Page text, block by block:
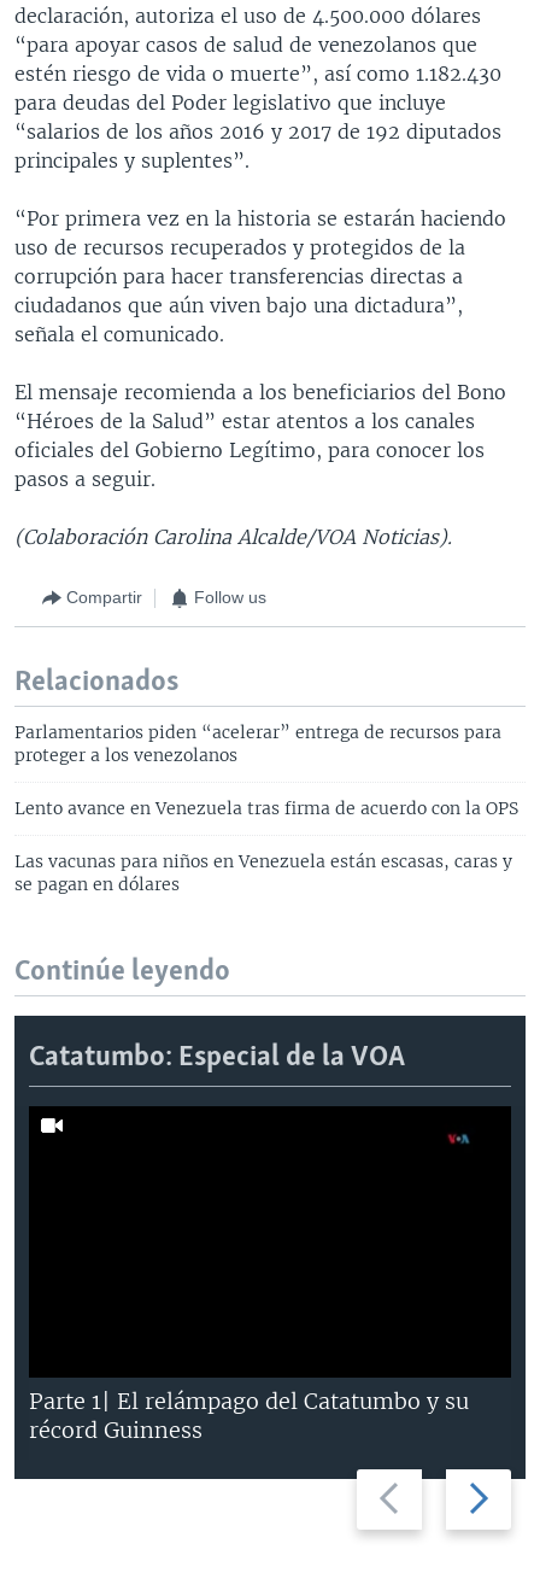
declaración, autoriza el uso de 4.500.000 dólares
“para apoyar casos de salud de venezolanos que
estén riesgo de vida o muerte”, así como 1.182.430
para deudas del Poder legislativo que incluye
“salarios de los años 2016 y 2017 de 192 diputados
principales y suplentes”.
“Por primera vez en la historia se estarán haciendo
uso de recursos recuperados y protegidos de la
corrupción para hacer transferencias directas a
ciudadanos que aún viven bajo una dictadura”,
señala el comunicado.
El mensaje recomienda a los beneficiarios del Bono
“Héroes de la Salud” estar atentos a los canales
oficiales del Gobierno Legítimo, para conocer los
pasos a seguir.
(Colaboración Carolina Alcalde/VOA Noticias).
Compartir Follow us
Relacionados
Parlamentarios piden “acelerar” entrega de recursos para
proteger a los venezolanos
Lento avance en Venezuela tras firma de acuerdo con la OPS
Las vacunas para niños en Venezuela están escasas, caras y
se pagan en dólares
Continúe leyendo
Catatumbo: Especial de la VOA
Previous
slide
Next
slide
Parte 1| El relámpago del Catatumbo y su
récord Guinness